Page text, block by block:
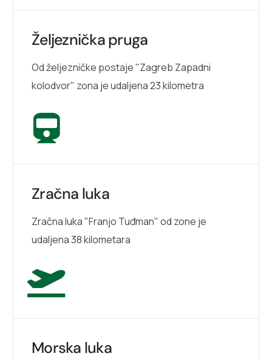
Željeznička pruga
Od željezničke postaje "Zagreb Zapadni
kolodvor" zona je udaljena 23 kilometra
Zračna luka
Zračna luka "Franjo Tuđman" od zone je
udaljena 38 kilometara
Morska luka